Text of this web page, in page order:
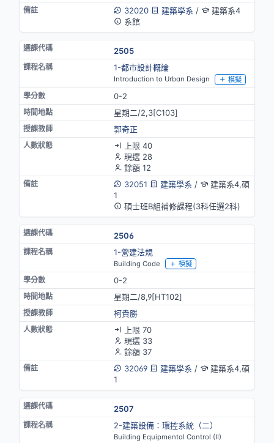
32020
建築學系 /
建築系4
系館
2505
1-都市設計概論
Introduction to Urban Design 模擬
0-2
星期二/2,3[C103]
郭奇正
上限 40
現選 28
餘額 12
32051
建築學系 /
建築系4,碩
1
碩士班B組補修課程(3科任選2科)
2506
1-營建法規
Building Code 模擬
0-2
星期二/8,9[HT102]
柯貴勝
上限 70
現選 33
餘額 37
32069
建築學系 /
建築系4,碩
1
2507
2-建築設備：環控系統（二）
Building Equipmental Control (II)